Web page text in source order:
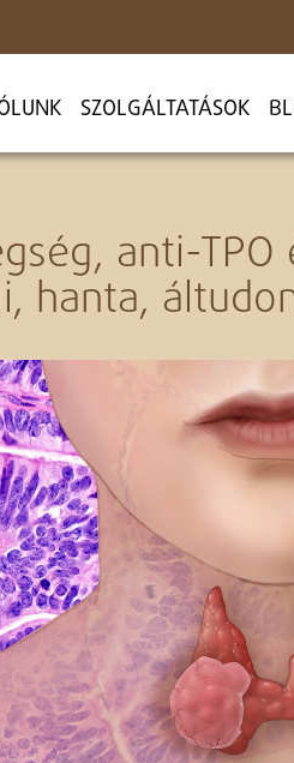
SZOLGÁLTATÁSOK
anti-TPO
hanta,